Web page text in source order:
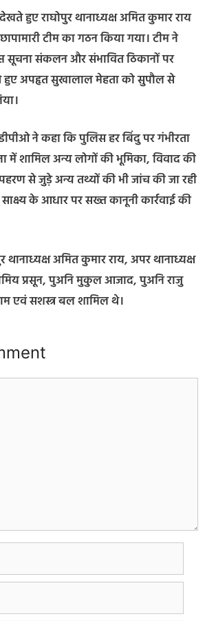
हुए राघोपुर थानाध्यक्ष अमित कुमार राय
टीम का गठन किया गया। टीम ने
सूचना संकलन और संभावित ठिकानों पर
हुए अपहृत सुखालाल मेहता को सुपौल से
ने कहा कि पुलिस हर बिंदु पर गंभीरता
में शामिल अन्य लोगों की भूमिका, विवाद की
से जुड़े अन्य तथ्यों की भी जांच की जा रही
के आधार पर सख्त कानूनी कार्रवाई की
थानाध्यक्ष अमित कुमार राय, अपर थानाध्यक्ष
प्रसून, पुअनि मुकुल आजाद, पुअनि राजु
एवं सशस्त्र बल शामिल थे।